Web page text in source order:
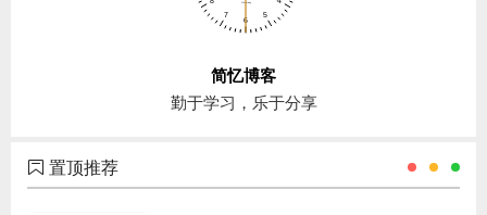
简忆博客
勤于学习，乐于分享
置顶推荐